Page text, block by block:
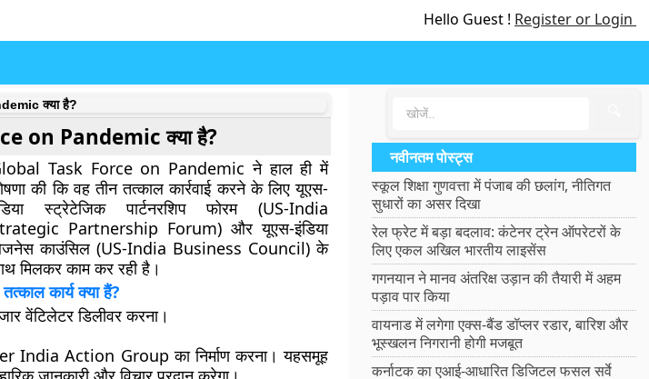
Hello Guest ! Register or Login
क्या है?
on Pandemic क्या है?
Task Force on Pandemic ने हाल ही में
की कि वह तीन तत्काल कार्रवाई करने के लिए यूएस-
स्ट्रेटेजिक पार्टनरशिप फोरम (US-India
Partnership Forum) और यूएस-इंडिया
काउंसिल (US-India Business Council) के
मिलकर काम कर रही है।
कार्य क्या हैं?
वेंटिलेटर डिलीवर करना।
Action Group का निर्माण करना। यहसमूह
नवीनतम पोस्ट्स
स्कूल शिक्षा गुणवत्ता में पंजाब की छलांग, नीतिगत
सुधारों का असर दिखा
रेल फ्रेट में बड़ा बदलाव: कंटेनर ट्रेन ऑपरेटरों के
लिए एकल अखिल भारतीय लाइसेंस
गगनयान ने मानव अंतरिक्ष उड़ान की तैयारी में अहम
पड़ाव पार किया
वायनाड में लगेगा एक्स-बैंड डॉप्लर रडार, बारिश और
भूस्खलन निगरानी होगी मजबूत
कर्नाटक का एआई-आधारित डिजिटल फसल सर्वे